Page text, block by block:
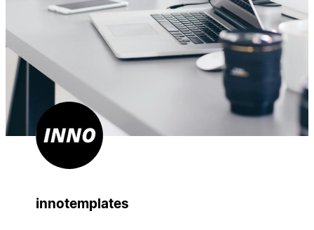
innotemplates